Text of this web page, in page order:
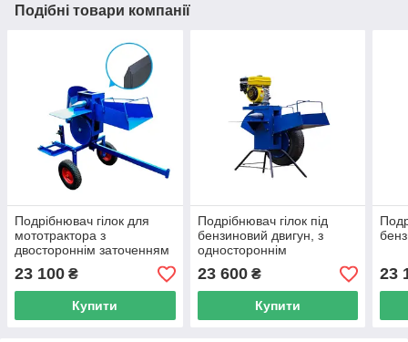
Подібні товари компанії
Подрібнювач гілок для
мототрактора з
двостороннім заточенням
(ДР8)
23 100 ₴
Купити
Подрібнювач гілок під
бензиновий двигун, з
одностороннім
заточенням (ДР16)
23 600₴
Купити
23